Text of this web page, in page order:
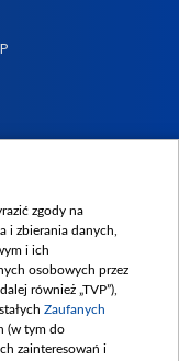
i korupcji
zgody na
i zbierania danych,
i ich
osobowych przez
również „TVP”),
Zaufanych
(w tym do
zainteresowań i